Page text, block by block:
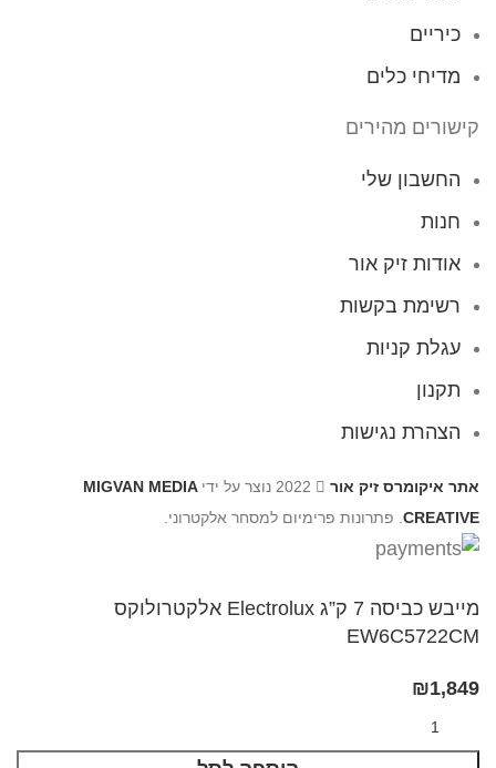
כיריים
מדיחי כלים
קישורים מהירים
החשבון שלי
חנות
אודות זיק אור
רשימת בקשות
עגלת קניות
תקנון
הצהרת נגישות
אתר איקומרס זיק אור
MIGVAN MEDIA
CREATIVE . פתרונות פרימיום למסחר אלקטרוני.
מייבש כביסה 7 ק”ג Electrolux אלקטרולוקס
EW6C5722CM
₪1,849